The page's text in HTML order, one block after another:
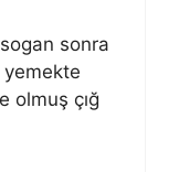
sonra
yemekte
olmuş çığ